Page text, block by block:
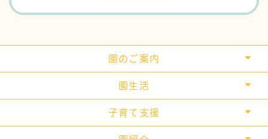
園のご案内
ごあいさつ
教育目標
園生活
保育時間
園の一日
子育て支援